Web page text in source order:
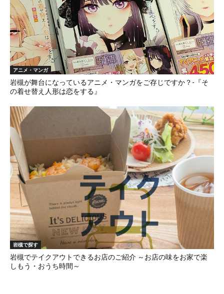
アニメ・マンガ
岩槻が舞台になっているアニメ・マンガをご存じですか？-『そ
の着せ替え人形は恋をする』
岩槻で探す
岩槻でテイクアウトできるお店のご紹介 ～お店の味をお家で楽
しもう・おうち時間～